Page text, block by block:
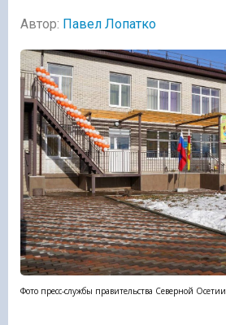
Автор: Павел Лопатко
Фото пресс-службы правительства Северной Осетии